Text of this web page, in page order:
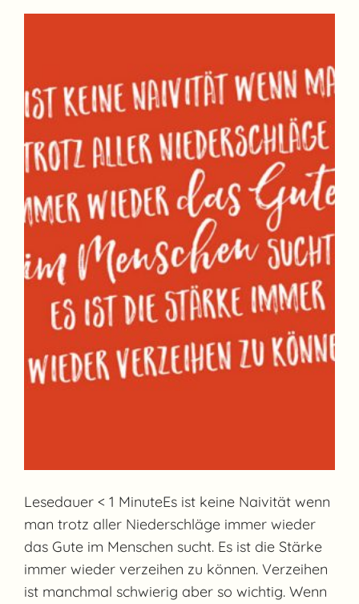
Lesedauer < 1 MinuteEs ist keine Naivität wenn
man trotz aller Niederschläge immer wieder
das Gute im Menschen sucht. Es ist die Stärke
immer wieder verzeihen zu können. Verzeihen
ist manchmal schwierig aber so wichtig. Wenn